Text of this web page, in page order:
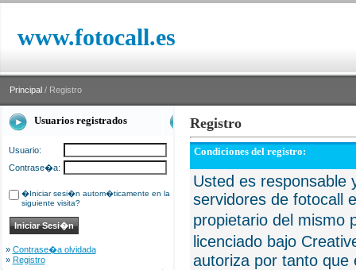
www.fotocall.es
Principal / Registro
Usuarios registrados
Usuario:
Contrase�a:
�Iniciar sesi�n autom�ticamente en la
siguiente visita?
» Contrase�a olvidada
» Registro
Registro
Condiciones del registro:
Usted es responsable
servidores de fotocall
propietario del mismo
licenciado bajo
autoriza por tanto que